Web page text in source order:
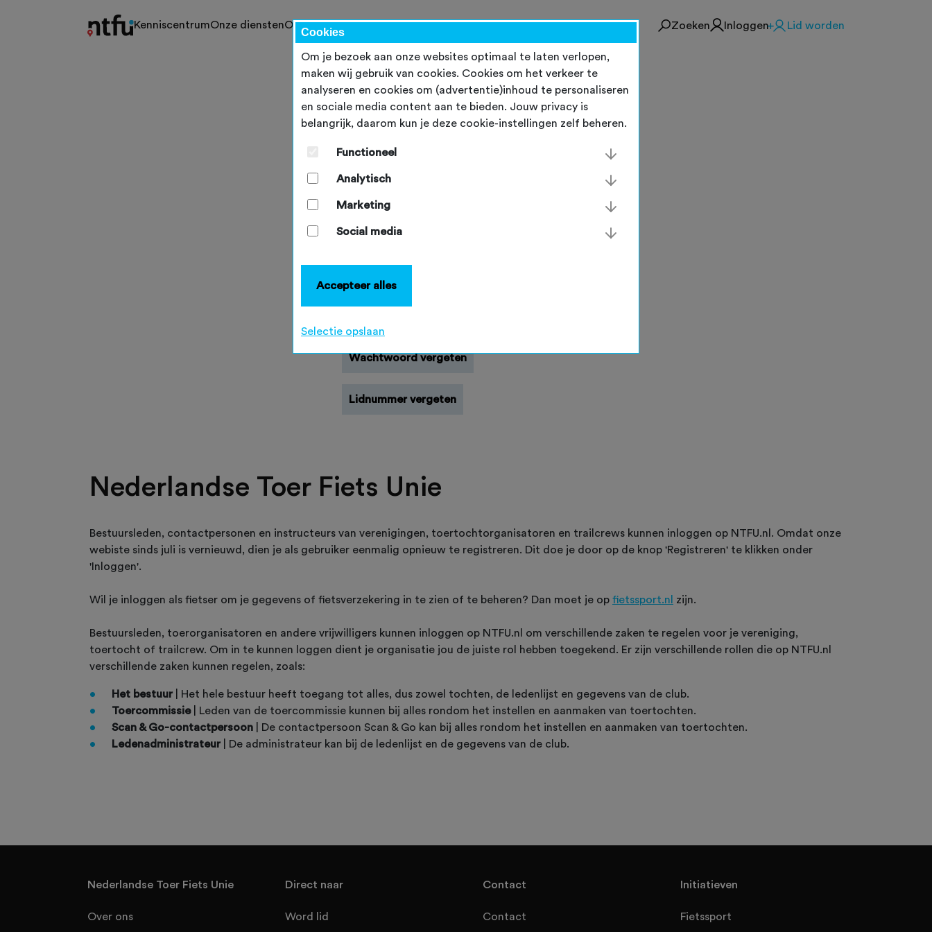
Lid worden
Inloggen
Zoeken
KenniscentrumOnze dienstenOns werk
Inloggen
Inloggen
Wachtwoord vergeten
Lidnummer vergeten
Nederlandse Toer Fiets Unie
Bestuursleden, contactpersonen en instructeurs van verenigingen, toertochtorganisatoren en trailcrews kunnen inloggen op NTFU.nl. Omdat onze
webiste sinds juli is vernieuwd, dien je als gebruiker eenmalig opnieuw te registreren. Dit doe je door op de knop 'Registreren' te klikken onder
'Inloggen'.
Wil je inloggen als fietser om je gegevens of fietsverzekering in te zien of te beheren? Dan moet je op fietssport.nl zijn.
Bestuursleden, toerorganisatoren en andere vrijwilligers kunnen inloggen op NTFU.nl om verschillende zaken te regelen voor je vereniging,
toertocht of trailcrew. Om in te kunnen loggen dient je organisatie jou de juiste rol hebben toegekend. Er zijn verschillende rollen die op NTFU.nl
verschillende zaken kunnen regelen, zoals:
Het bestuur | Het hele bestuur heeft toegang tot alles, dus zowel tochten, de ledenlijst en gegevens van de club.
Toercommissie
| Leden van de toercommissie kunnen bij alles rondom het instellen en aanmaken van toertochten.
Scan & Go-contactpersoon | De contactpersoon Scan & Go kan bij alles rondom het instellen en aanmaken van toertochten.
Ledenadministrateur
| De administrateur kan bij de ledenlijst en de gegevens van de club.
Nederlandse Toer Fiets Unie
Over ons
Direct naar
Word lid
Contact
Contact
Initiatieven
Fietssport
Cookies
Om je bezoek aan onze websites optimaal te laten verlopen,
maken wij gebruik van cookies. Cookies om het verkeer te
analyseren en cookies om (advertentie)inhoud te personaliseren
en sociale media content aan te bieden. Jouw privacy is
belangrijk, daarom kun je deze cookie-instellingen zelf beheren.
Functioneel
Analytisch
Marketing
Social media
Accepteer alles
Selectie opslaan